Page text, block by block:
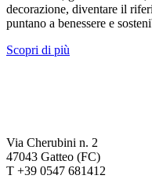
decorazione, diventare il
puntano a benessere e
Scopri di più
Via Cherubini n. 2
47043 Gatteo (FC)
T +39 0547 681412